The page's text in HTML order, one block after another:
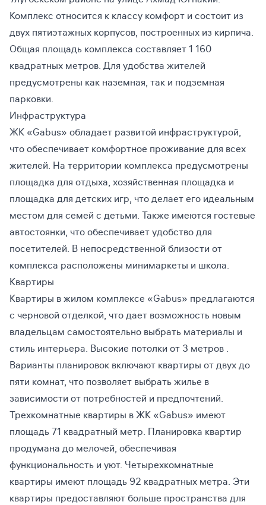
Комплекс относится к классу комфорт и состоит из
двух пятиэтажных корпусов, построенных из кирпича.
Общая площадь комплекса составляет 1 160
квадратных метров. Для удобства жителей
предусмотрены как наземная, так и подземная
парковки.
Инфраструктура
ЖК «Gabus» обладает развитой инфраструктурой,
что обеспечивает комфортное проживание для всех
жителей. На территории комплекса предусмотрены
площадка для отдыха, хозяйственная площадка и
площадка для детских игр, что делает его идеальным
местом для семей с детьми. Также имеются гостевые
автостоянки, что обеспечивает удобство для
посетителей. В непосредственной близости от
комплекса расположены минимаркеты и школа.
Квартиры
Квартиры в жилом комплексе «Gabus» предлагаются
с черновой отделкой, что дает возможность новым
владельцам самостоятельно выбрать материалы и
стиль интерьера. Высокие потолки от 3 метров .
Варианты планировок включают квартиры от двух до
пяти комнат, что позволяет выбрать жилье в
зависимости от потребностей и предпочтений.
Трехкомнатные квартиры в ЖК «Gabus» имеют
площадь 71 квадратный метр. Планировка квартир
продумана до мелочей, обеспечивая
функциональность и уют. Четырехкомнатные
квартиры имеют площадь 92 квадратных метра. Эти
квартиры предоставляют больше пространства для